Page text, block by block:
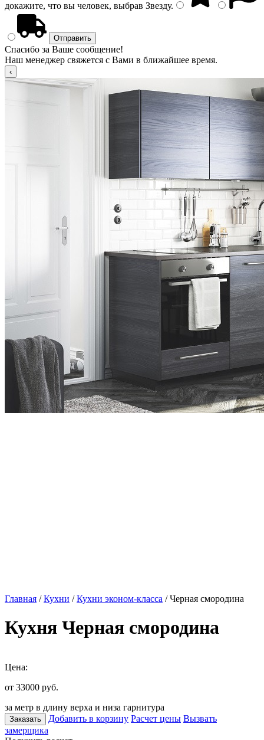
докажите, что вы человек, выбрав Звезду.
Спасибо за Ваше сообщение!
Наш менеджер свяжется с Вами в ближайшее время.
Главная /Кухни /Кухни эконом-класса / Черная смородина
Кухня Черная смородина
Цена:
от 33000 руб.
за метр в длину верха и низа гарнитура
Заказать Добавить в корзину Расчет цены Вызвать
замерщика